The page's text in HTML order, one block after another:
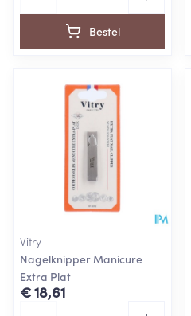
Bestel
Vitry
Nagelknipper Manicure
Extra Plat
€ 18,61